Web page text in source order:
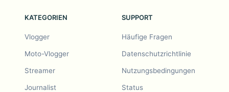
KATEGORIEN
Vlogger
Moto-Vlogger
Streamer
Journalist
SUPPORT
Häufige Fragen
Datenschutzrichtlinie
Nutzungsbedingungen
Status